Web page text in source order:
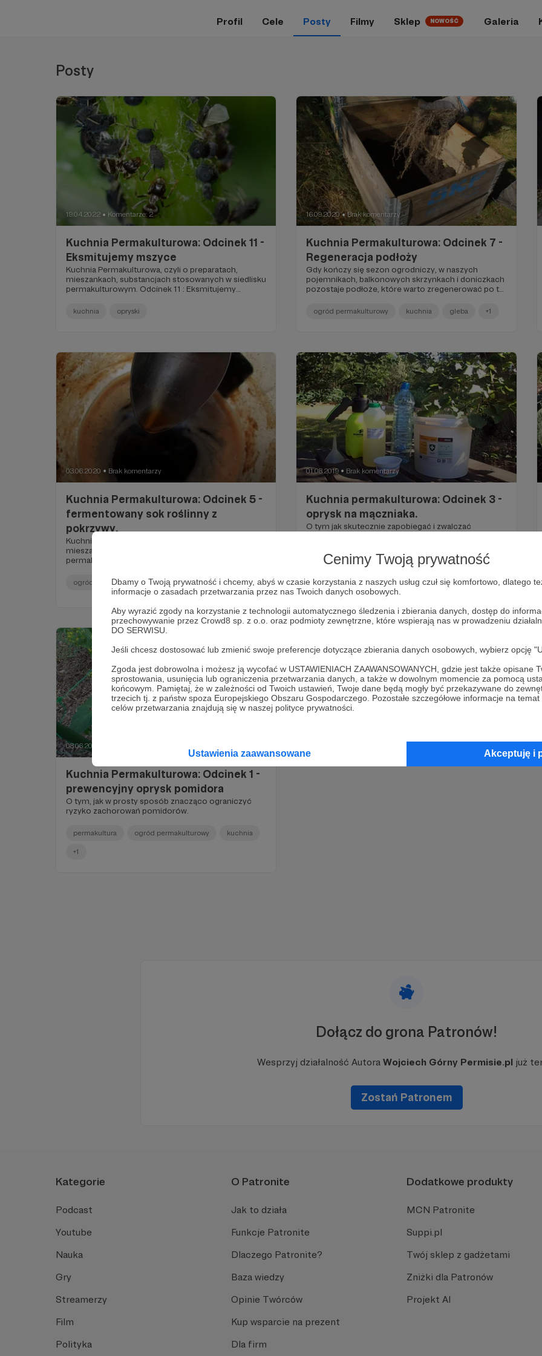
Cenimy Twoją prywatność
Dbamy o Twoją prywatność i chcemy, abyś w czasie korzystania z naszych usług czuł się komfortowo, dlatego
informacje o zasadach przetwarzania przez nas Twoich danych osobowych.
Aby wyrazić zgody na korzystanie z technologii automatycznego śledzenia i zbierania danych, dostęp do
przechowywanie przez Crowd8 sp. z o.o. oraz podmioty zewnętrzne, które wspierają nas w prowadzeniu
DO SERWISU.
Jeśli chcesz dostosować lub zmienić swoje preferencje dotyczące zbierania danych osobowych, wybierz opcję
Zgoda jest dobrowolna i możesz ją wycofać w USTAWIENIACH ZAAWANSOWANYCH, gdzie jest także opisane
sprostowania, usunięcia lub ograniczenia przetwarzania danych, a także w dowolnym momencie za pomocą
końcowym. Pamiętaj, że w zależności od Twoich ustawień, Twoje dane będą mogły być przekazywane do
trzecich tj. z państw spoza Europejskiego Obszaru Gospodarczego. Pozostałe szczegółowe informacje na
celów przetwarzania znajdują się w naszej polityce prywatności.
Ustawienia zaawansowane Akceptuję i
Profil Cele Posty Filmy Sklep NOWOŚĆ Galeria
Posty
19.04.2022 ● Komentarze: 2
Kuchnia Permakulturowa: Odcinek 11 -
Eksmitujemy mszyce
Kuchnia Permakulturowa, czyli o preparatach,
mieszankach, substancjach stosowanych w siedlisku
permakulturowym. Odcinek 11 : Eksmitujemy
uporania się z mszycami na roślinach doniczkowych.
kuchnia opryski
16.09.2020 ● Brak komentarzy
Kuchnia Permakulturowa: Odcinek 7 -
Regeneracja podłoży
Gdy kończy się sezon ogrodniczy, w naszych
pojemnikach, balkonowych skrzynkach i doniczkach
pozostaje podłoże, które warto zregenerować po to,
podłoża takie jak torf, perlit czy wermikulit zużywają
się powoli, wystarczy więc przywrócić mu żyzność,
ogród permakulturowy kuchnia gleba +1
03.06.2020 ● Brak komentarzy
Kuchnia Permakulturowa: Odcinek 5 -
fermentowany sok roślinny z
pokrzywy.
Kuchnia Permakulturowa, czyli o preparatach,
mieszankach, substancjach stosowanych w siedlisku
permakulturowym. Odcinek 5 : Fermentowany sok
ogród permakulturowy kuchnia opryski
01.08.2019 ● Brak komentarzy
Kuchnia permakulturowa: Odcinek 3 -
oprysk na mączniaka.
O tym jak skutecznie zapobiegać i zwalczać
ogród permakulturowy
+1
08.06.2019
Kuchnia Permakulturowa: Odcinek 1 -
prewencyjny oprysk pomidora
O tym, jak w prosty sposób znacząco ograniczyć
ryzyko zachorowań pomidorów.
permakultura ogród permakulturowy kuchnia
+1
Dołącz do grona Patronów!
Wesprzyj działalność Autora Wojciech Górny Permisie.pl już
Zostań Patronem
Kategorie
Podcast
Youtube
Nauka
Gry
Streamerzy
Film
Polityka
O Patronite
Jak to działa
Funkcje Patronite
Dlaczego Patronite?
Baza wiedzy
Opinie Twórców
Kup wsparcie na prezent
Dla firm
Dodatkowe produkty
MCN Patronite
Suppi.pl
Twój sklep z gadżetami
Zniżki dla Patronów
Projekt AI